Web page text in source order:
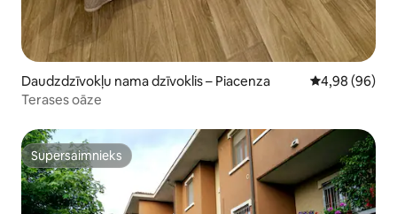
Daudzdzīvokļu nama dzīvoklis – Piacenza Vidējais
4,98 (96)
Terases oāze
Supersaimnieks
Supersaimnieks